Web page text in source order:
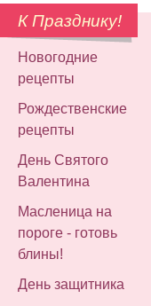
К Празднику!
Новогодние
рецепты
Рождественские
рецепты
День Святого
Валентина
Масленица на
пороге - готовь
блины!
День защитника